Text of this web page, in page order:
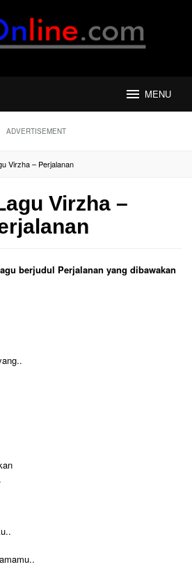
MENU
ADVERTISEMENT
Virzha – Perjalanan
Virzha –
berjudul Perjalanan yang dibawakan